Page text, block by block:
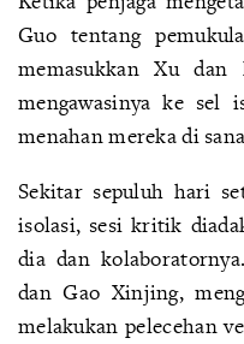
Guo tentang
memasukkan Xu dan
mengawasinya ke sel
menahan mereka di
Sekitar sepuluh hari
isolasi, sesi kritik
dia dan
dan Gao Xinjing,
melakukan pelecehan